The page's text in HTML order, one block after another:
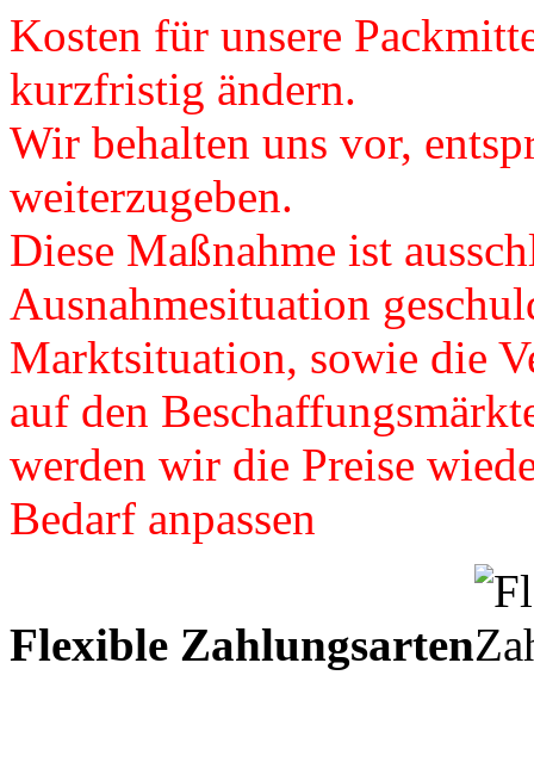
Kosten für unsere
kurzfristig ändern.
Wir behalten uns vor,
weiterzugeben.
Diese Maßnahme ist
Ausnahmesituation
Marktsituation, sowie die
auf den
werden wir die Preise
Bedarf anpassen
Flexible Zahlungsarten